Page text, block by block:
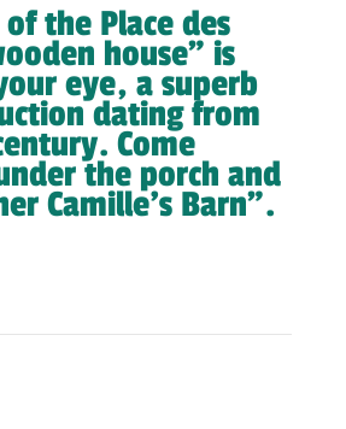
the Place des
house” is
eye, a superb
dating from
Come
the porch and
Camille’s Barn”.